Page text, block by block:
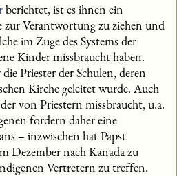
berichtet, ist es ihnen ein
zur Verantwortung zu ziehen und
im Zuge des Systems der
Kinder missbraucht haben.
Priester der Schulen, deren
Kirche geleitet wurde. Auch
von Priestern missbraucht, u.a.
fordern daher eine
– inzwischen hat Papst
Dezember nach Kanada zu
Vertretern zu treffen.